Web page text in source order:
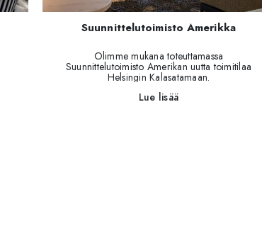
Suunnittelutoimisto Amerikka
Olimme mukana toteuttamassa
Suunnittelutoimisto Amerikan uutta toimitilaa
Helsingin Kalasatamaan.
Lue lisää